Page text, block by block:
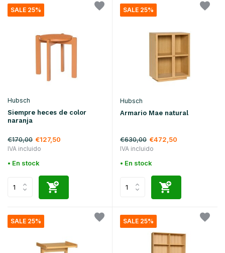
SALE 25%
Hubsch
Siempre heces de color
naranja
€170,00 €127,50
IVA incluido
• En stock
SALE 25%
Hubsch
Armario Mae natural
€630,00 €472,50
IVA incluido
• En stock
SALE 25% SALE 25%